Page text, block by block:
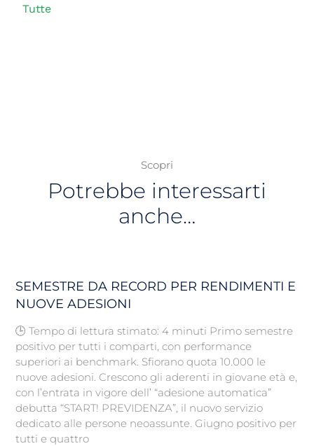
Tutte
Scopri
Potrebbe interessarti
anche…
SEMESTRE DA RECORD PER RENDIMENTI E
NUOVE ADESIONI
🕒 Tempo di lettura stimato: 4 minuti Primo semestre
positivo per tutti i comparti, con performance
superiori ai benchmark. Sfiorano quota 10.000 le
nuove adesioni. Crescono gli aderenti in giovane età e,
con l’entrata in vigore dell’ “adesione automatica”
debutta “START! PREVIDENZA”, il nuovo servizio
dedicato alle persone neoassunte. Giugno positivo per
tutti e quattro